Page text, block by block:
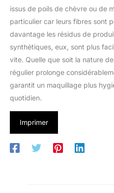
issus de poils de chèvre ou de
particulier car leurs fibres sont
davantage les résidus de
synthétiques, eux, sont plus
vite. Quelle que soit la nature
régulier prolonge
garantit un maquillage plus
quotidien.
Imprimer